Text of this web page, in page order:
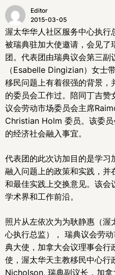
Editor
2015-03-05
渥太华华人社区服务中心执行
被瑞典驻加大使邀请，会见了
团。代表团由瑞典议会第三副
（Esabelle Dingizian）女士
移民问题上有着很强的背景，
的委员会工作过。陪同丁吉赞
议会劳动市场委员会主席
Christian Holm 委员。该委
的经济社会融入事宜。
代表团的此次访加目的是学习
融入问题上的政策和实践，并
和最佳实践上交换意见。该会
学术界和工作前沿。
照片从左依次为为耿静惠（渥
心执行总监）， 瑞典议会劳
典大使，加拿大会议理事会行
使，渥太华天主教移民中心行
Nicholson, 瑞典副议长，加